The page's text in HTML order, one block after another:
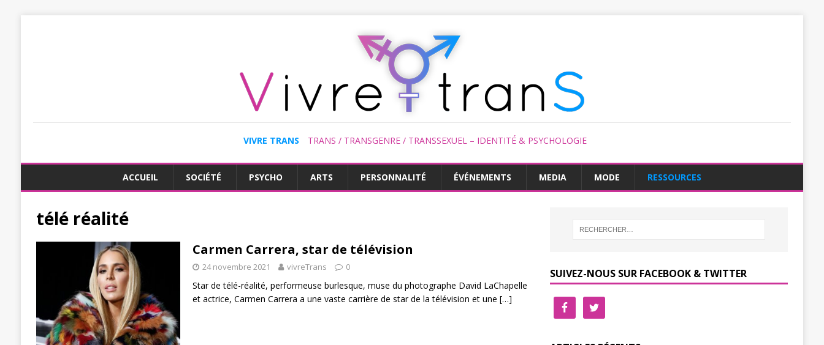
VIVRE TRANS TRANS / TRANSGENRE / TRANSSEXUEL – IDENTITÉ & PSYCHOLOGIE
ACCUEIL SOCIÉTÉ PSYCHO ARTS PERSONNALITÉ ÉVÉNEMENTS MEDIA MODE RESSOURCES
télé réalité
Carmen Carrera, star de télévision
24 novembre 2021 vivreTrans 0
Star de télé-réalité, performeuse burlesque, muse du photographe David LaChapelle
et actrice, Carmen Carrera a une vaste carrière de star de la télévision et une […]
SUIVEZ-NOUS SUR FACEBOOK & TWITTER